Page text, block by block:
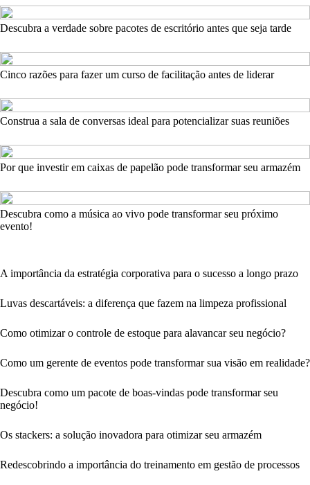
Descubra a verdade sobre pacotes de escritório antes que seja tarde
Cinco razões para fazer um curso de facilitação antes de liderar
Construa a sala de conversas ideal para potencializar suas reuniões
Por que investir em caixas de papelão pode transformar seu armazém
Descubra como a música ao vivo pode transformar seu próximo
evento!
A importância da estratégia corporativa para o sucesso a longo prazo
Luvas descartáveis: a diferença que fazem na limpeza profissional
Como otimizar o controle de estoque para alavancar seu negócio?
Como um gerente de eventos pode transformar sua visão em realidade?
Descubra como um pacote de boas-vindas pode transformar seu
negócio!
Os stackers: a solução inovadora para otimizar seu armazém
Redescobrindo a importância do treinamento em gestão de processos